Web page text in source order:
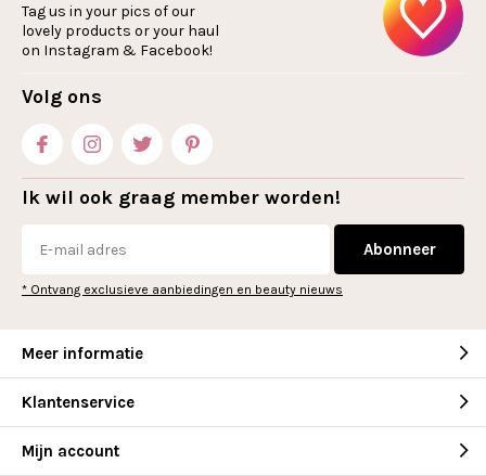
Tag us in your pics of our
lovely products or your haul
on Instagram & Facebook!
Volg ons
Ik wil ook graag member worden!
Abonneer
* Ontvang exclusieve aanbiedingen en beauty nieuws
Meer informatie
Klantenservice
Mijn account